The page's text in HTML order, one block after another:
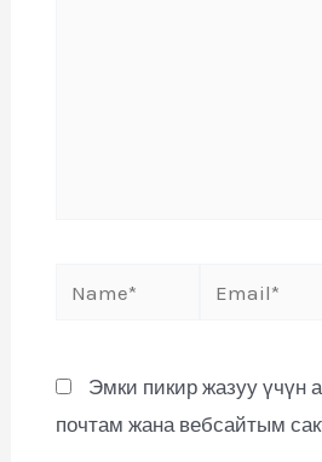
Эмки пикир жазуу үчүн
почтам жана вебсайтым